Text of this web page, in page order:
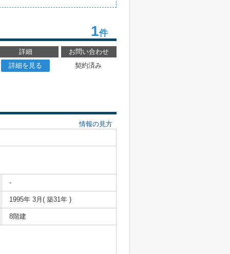
1件
詳細
お問い合わせ
詳細を見る
契約済み
情報の見方
-
1995年 3月( 築31年 )
8階建